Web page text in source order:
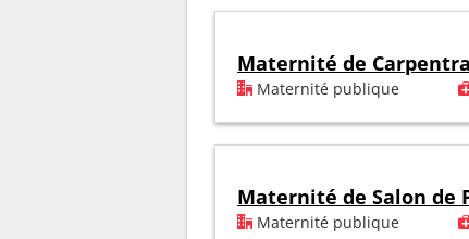
Maternité de
Maternité publique
Maternité de Salon de
Maternité publique